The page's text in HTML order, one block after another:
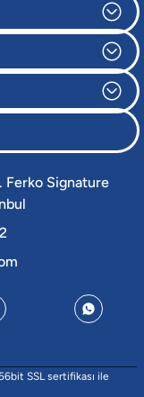
Ferko Signature
SSL sertifikası ile